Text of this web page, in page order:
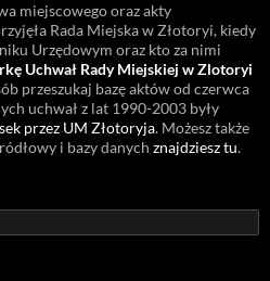
miejscowego oraz akty
Rada Miejska w Złotoryi, kiedy
Urzędowym oraz kto za nimi
Uchwał Rady Miejskiej w Zlotoryi
przeszukaj bazę aktów od czerwca
uchwał z lat 1990-2003 były
przez UM Złotoryja. Możesz także
i bazy danych znajdziesz tu.